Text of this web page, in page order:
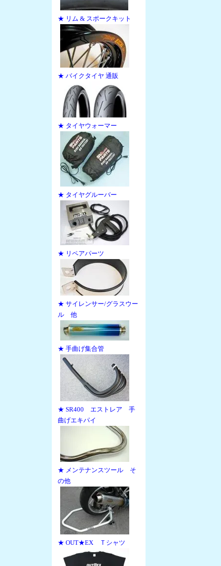
★ リム & スポークキット
★ バイクタイヤ 通販
★ タイヤウォーマー
★ タイヤグルーバー
★ リペアパーツ
★ サイレンサー/グラスウー
ル 他
★ 手曲げ集合管
★ SR400 エストレア 手
曲げエキパイ
★ メンテナンスツール そ
の他
★ OUT★EX Ｔシャツ